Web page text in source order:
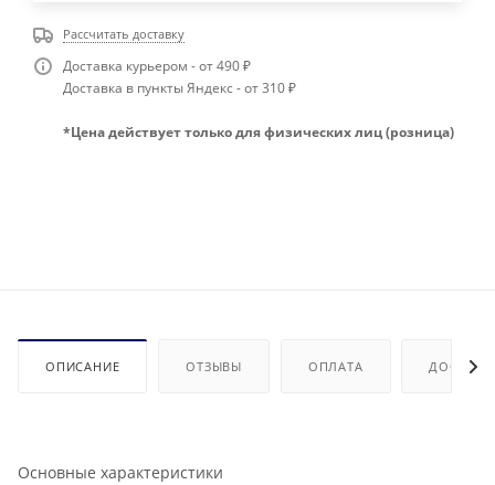
Рассчитать доставку
Доставка курьером - от 490 ₽
Доставка в пункты Яндекс - от 310 ₽
*Цена действует только для физических лиц (розница)
ОПИСАНИЕ ОТЗЫВЫ ОПЛАТА
Основные характеристики